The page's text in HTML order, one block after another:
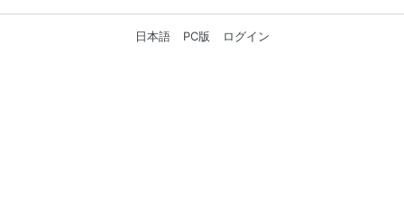
日本語 PC版 ログイン